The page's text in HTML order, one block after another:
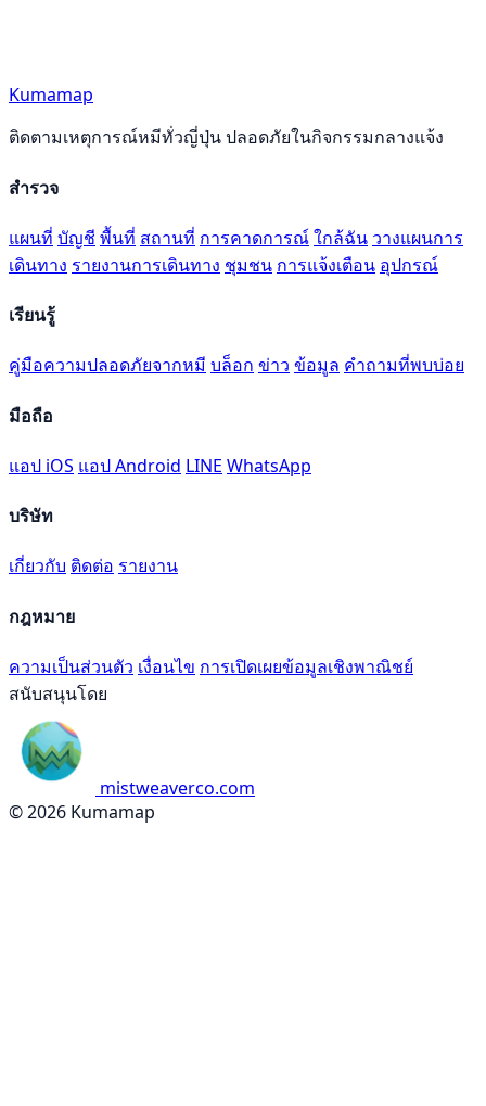
Kumamap
ติดตามเหตุการณ์หมีทั่วญี่ปุ่น ปลอดภัยในกิจกรรมกลางแจ้ง
สำรวจ
แผนที่ บัญชี พื้นที่ สถานที่ การคาดการณ์ใกล้ฉัน วางแผนการ
เดินทาง รายงานการเดินทาง ชุมชน การแจ้งเตือน อุปกรณ์
เรียนรู้
คู่มือความปลอดภัยจากหมี บล็อก ข่าว ข้อมูล คำถามที่พบบ่อย
มือถือ
แอป iOS แอป Android LINE WhatsApp
บริษัท
เกี่ยวกับ ติดต่อ รายงาน
กฎหมาย
ความเป็นส่วนตัว เงื่อนไข การเปิดเผยข้อมูลเชิงพาณิชย์
สนับสนุนโดย
mistweaverco.com
© 2026 Kumamap